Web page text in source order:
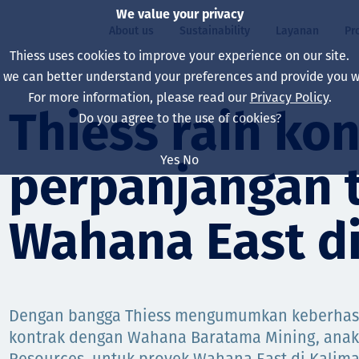
About us
Our board
Our leaders
Perusahaan Kami
Our history
Visi, Tujuan, dan
Sustainability
Our approach
Kesehatan,
Perubahan Iklim
Lingkungan
Decarbonisation
Tim
Layanan
Asset Services
Ekstraksi
Teknik
Ekstraksi
Rehabilitasi
Capability
All projects
Australia
Indonesia
North America
South America
Hidup di Thiess
North America
Lulusan dan
Thiess raih
perpanjangan
Wahana East
Dengan bangga Thiess mengumumkan
kontrak dengan Wahana Baratama Mining,
We value your privacy
Thiess uses cookies to improve your experience on our site.
we can better understand your preferences and provide you
For more information, please read our Privacy Policy.
Do you agree to the use of cookies?
Yes No